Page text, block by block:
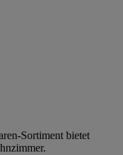
Sortiment bietet